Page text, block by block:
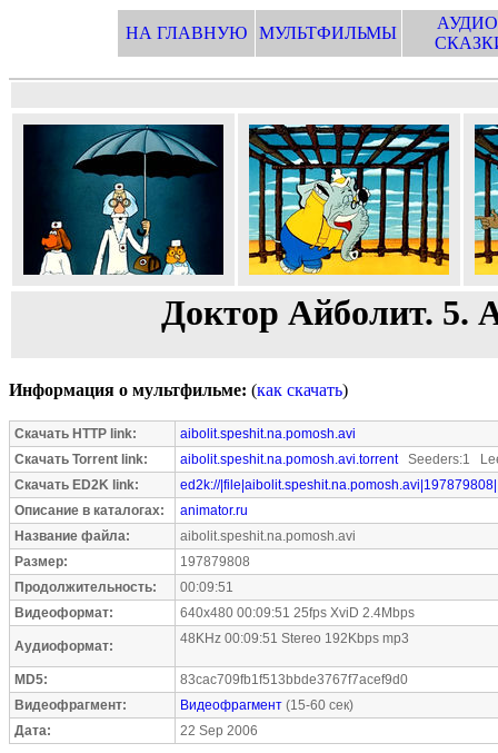
НА ГЛАВНУЮ МУЛЬТФИЛЬМЫ
Доктор Айболит. 5.
Информация о мультфильме: (как скачать)
Скачать HTTP link:
aibolit.speshit.na.pomosh.avi
Скачать Torrent link:
aibolit.speshit.na.pomosh.avi.torrentSeeders:1
Скачать ED2K link:
ed2k://|file|aibolit.speshit.na.pomosh.avi|197879808|
Описание в каталогах:
animator.ru
Название файла:
aibolit.speshit.na.pomosh.avi
Размер:
197879808
Продолжительность:
00:09:51
Видеоформат:
640x480 00:09:51 25fps XviD 2.4Mbps
Аудиоформат: 48KHz 00:09:51 Stereo 192Kbps mp3
MD5:
83cac709fb1f513bbde3767f7acef9d0
Видеофрагмент:
Видеофрагмент (15-60 сек)
Дата:
22 Sep 2006